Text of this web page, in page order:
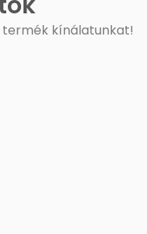
termék kínálatunkat!